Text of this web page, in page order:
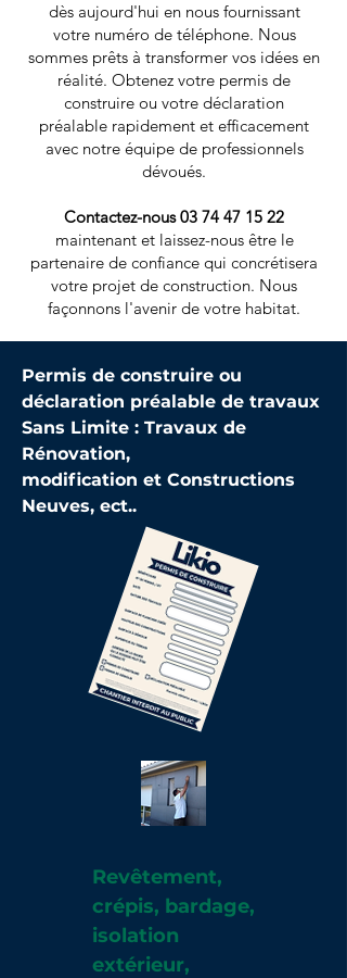
dès aujourd'hui en nous fournissant
votre numéro de téléphone. Nous
sommes prêts à transformer vos idées en
réalité. Obtenez votre permis de
construire ou votre déclaration
préalable rapidement et efficacement
avec notre équipe de professionnels
dévoués.
Contactez-nous03 74 47 15 22
maintenant et laissez-nous être le
partenaire de confiance qui concrétisera
votre projet de construction. Nous
façonnons l'avenir de votre habitat.
Permis de construire ou
déclaration préalable de travaux
Sans Limite : Travaux de
Rénovation,
modification et Constructions
Neuves, ect..
Revêtement,
crépis, bardage,
isolation
extérieur,